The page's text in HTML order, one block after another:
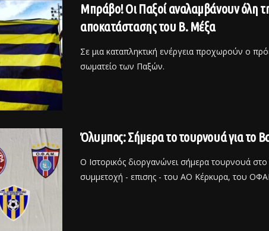
Μπράβο! Οι Παξοί αναλαμβάνουν όλη
αποκατάστασης του Β. Μέξα
Σε μια καταπληκτική ενέργεια προχωρούν ο
σωματείο των Παξών.
Όλυμπος: Σήμερα το τουρνουά για το
Ο Ιστορικός διοργανώνει σήμερα τουρνουά
συμμετοχή - επισης - του ΑΟ Κέρκυρα, του